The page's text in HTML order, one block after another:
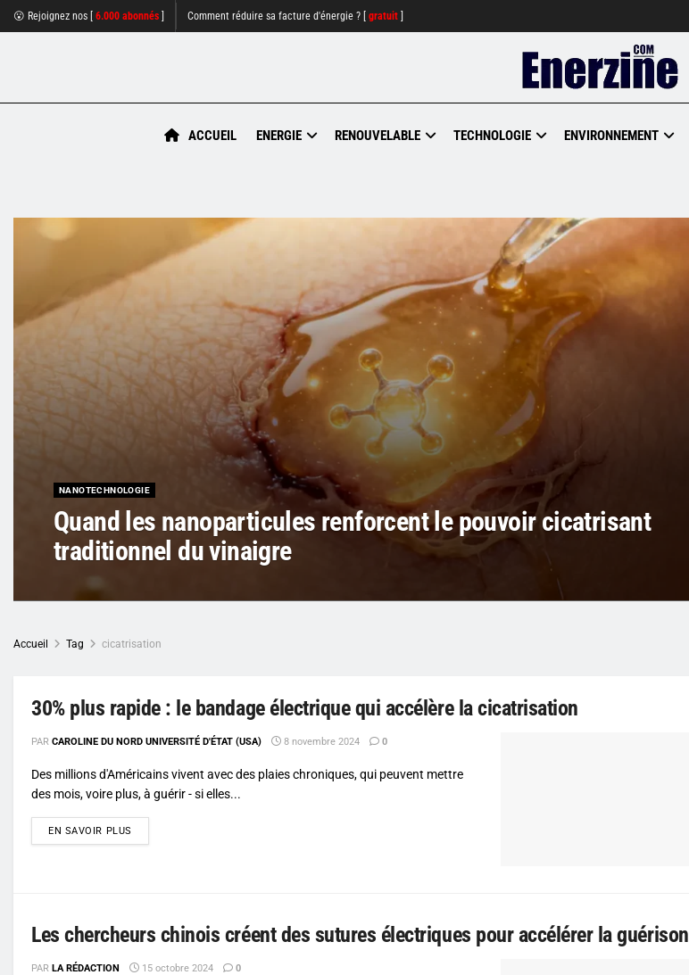
😮 Rejoignez nos [ 6.000 abonnés Comment réduire sa facture d'énergie ? [ gratuit
ACCUEIL ENERGIE RENOUVELABLE TECHNOLOGIE ENVIRONNEMENT
NANOTECHNOLOGIE
Quand les nanoparticules renforcent le pouvoir cicatrisant
traditionnel du vinaigre
Accueil Tag cicatrisation
30% plus rapide : le bandage électrique qui accélère la cicatrisation
PAR CAROLINE DU NORD UNIVERSITÉ D'ÉTAT (USA) 8 novembre 2024 0
Des millions d'Américains vivent avec des plaies chroniques, qui peuvent mettre
des mois, voire plus, à guérir - si elles...
EN SAVOIR PLUS
Les chercheurs chinois créent des sutures électriques pour accélérer la guérison
PAR LA RÉDACTION 15 octobre 2024 0